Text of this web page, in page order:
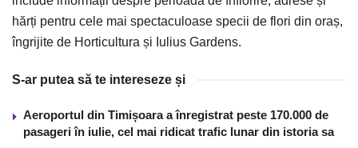
hărți pentru cele mai spectaculoase specii de flori din oraș,
îngrijite de Horticultura și Iulius Gardens.
S-ar putea să te intereseze și
Aeroportul din Timișoara a înregistrat peste 170.000 de
pasageri în iulie, cel mai ridicat trafic lunar din istoria sa